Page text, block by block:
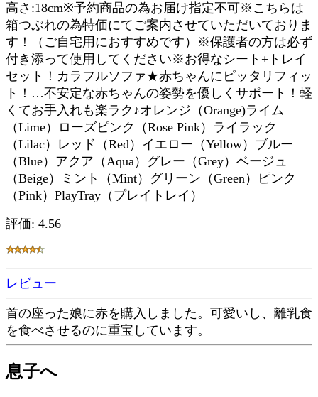
高さ:18cm※予約商品の為お届け指定不可※こちらは
箱つぶれの為特価にてご案内させていただいておりま
す！（ご自宅用におすすめです）※保護者の方は必ず
付き添って使用してください※お得なシート+トレイ
セット！カラフルソファ★赤ちゃんにピッタリフィッ
ト！…不安定な赤ちゃんの姿勢を優しくサポート！軽
くてお手入れも楽ラク♪オレンジ（Orange)ライム
（Lime）ローズピンク（Rose Pink）ライラック
（Lilac）レッド（Red）イエロー（Yellow）ブルー
（Blue）アクア（Aqua）グレー（Grey）ベージュ
（Beige）ミント（Mint）グリーン（Green）ピンク
（Pink）PlayTray（プレイトレイ）
評価: 4.56
レビュー
首の座った娘に赤を購入しました。可愛いし、離乳食
を食べさせるのに重宝しています。
息子へ